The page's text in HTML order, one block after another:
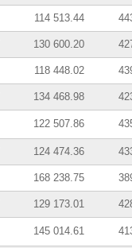
114 513.44
130 600.20
118 448.02
134 468.98
122 507.86
124 474.36
168 238.75
129 173.01
145 014.61